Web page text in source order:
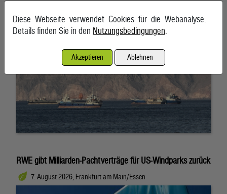
RWE gibt Milliarden-Pachtverträge für US-Windparks zurück
7. August 2026, Frankfurt am Main/Essen
Diese Webseite verwendet Cookies für die Webanalyse.
Details finden Sie in den Nutzungsbedingungen.
Akzeptieren Ablehnen